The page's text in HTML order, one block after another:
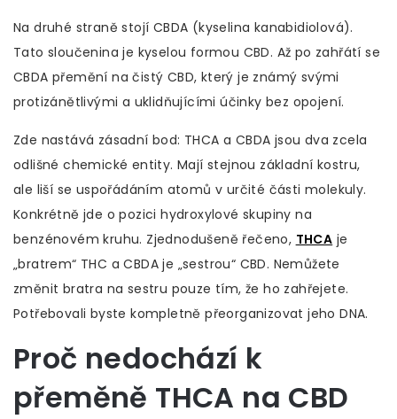
Na druhé straně stojí CBDA (kyselina kanabidiolová).
Tato sloučenina je kyselou formou CBD. Až po zahřátí se
CBDA přemění na čistý CBD, který je známý svými
protizánětlivými a uklidňujícími účinky bez opojení.
Zde nastává zásadní bod: THCA a CBDA jsou dva zcela
odlišné chemické entity. Mají stejnou základní kostru,
ale liší se uspořádáním atomů v určité části molekuly.
Konkrétně jde o pozici hydroxylové skupiny na
benzénovém kruhu. Zjednodušeně řečeno, THCA je
„bratrem“ THC a CBDA je „sestrou“ CBD. Nemůžete
změnit bratra na sestru pouze tím, že ho zahřejete.
Potřebovali byste kompletně přeorganizovat jeho DNA.
Proč nedochází k
přeměně THCA na CBD